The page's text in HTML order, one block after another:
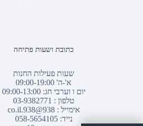
כתובת ושעות פתיחה
שעות פעילות החנות
א'-ה' 09:00-19:00
יום ו וערבי חג: 09:00-13:00
טלפון : 03-9382771
אימייל :938@938.co.il
נייד: 058-5654105